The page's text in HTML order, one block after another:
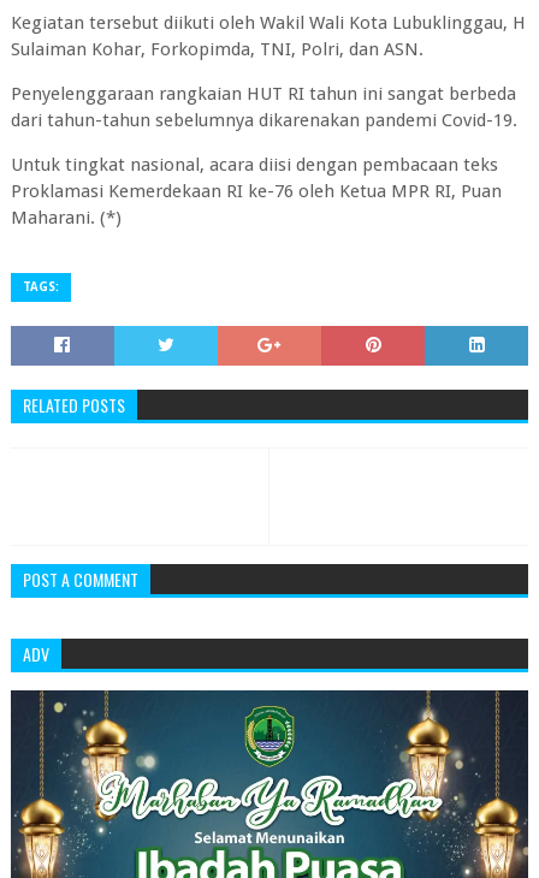
Kegiatan tersebut diikuti oleh Wakil Wali Kota Lubuklinggau, H
Sulaiman Kohar, Forkopimda, TNI, Polri, dan ASN.
Penyelenggaraan rangkaian HUT RI tahun ini sangat berbeda
dari tahun-tahun sebelumnya dikarenakan pandemi Covid-19.
Untuk tingkat nasional, acara diisi dengan pembacaan teks
Proklamasi Kemerdekaan RI ke-76 oleh Ketua MPR RI, Puan
Maharani. (*)
TAGS:
RELATED POSTS
POST A COMMENT
ADV